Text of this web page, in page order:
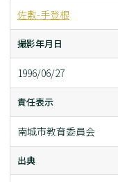
佐敷-手登根
撮影年月日
1996/06/27
責任表示
南城市教育委員会
出典